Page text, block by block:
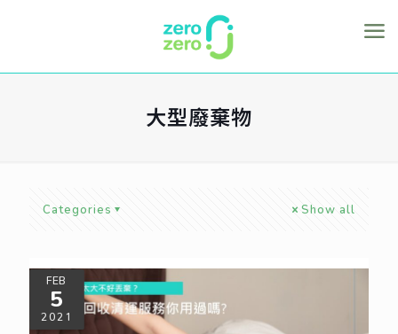
大型廢棄物
Categories Show all
FEB
5
2021